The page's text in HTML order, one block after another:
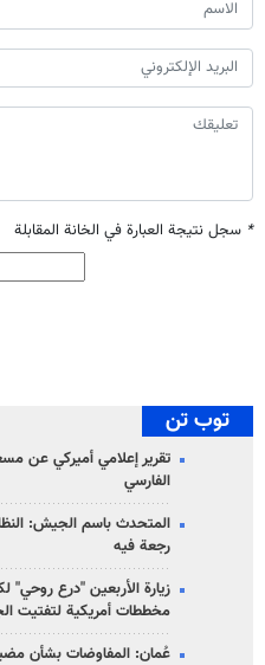
* سجل نتيجة العبارة في الخانة المقابلة
توب تن
تقرير إعلامي أميركي عن
الفارسي
المتحدث باسم الجيش:
رجعة فيه
زيارة الأربعين "درع روحي"
مخططات أمريكية لتفتيت
عُمان: المفاوضات بشأن